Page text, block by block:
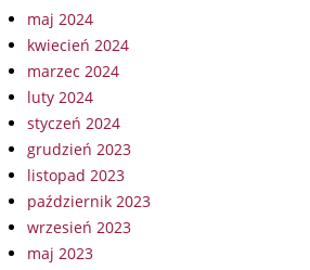
maj 2024
kwiecień 2024
marzec 2024
luty 2024
styczeń 2024
grudzień 2023
listopad 2023
październik 2023
wrzesień 2023
maj 2023